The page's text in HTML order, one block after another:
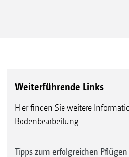
Weiterführende Links
Hier finden Sie weitere
Bodenbearbeitung
Tipps zum erfolgreichen Pflügen